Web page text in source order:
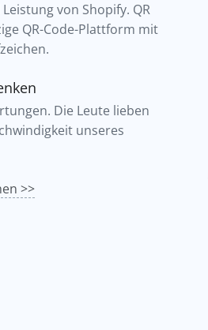
von Shopify. QR
QR-Code-Plattform mit
Die Leute lieben
unseres
>>